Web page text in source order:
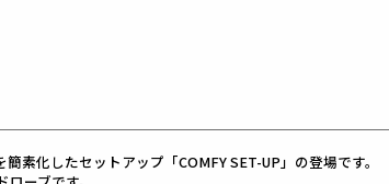
素化したセットアップ「COMFY SET-UP」の登場です。